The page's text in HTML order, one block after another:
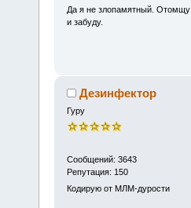
Да я не злопамятный. Отомщу
и забуду.
Дезинфектор
Гуру
Сообщений: 3643
Репутация: 150
Кодирую от МЛМ-дурости